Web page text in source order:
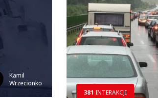
Kamil
Wrzecionko
381 INTERAKCJI